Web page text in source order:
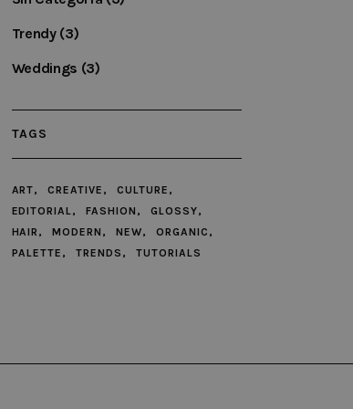
Trendy(3)
Weddings (3)
TAGS
ART CREATIVE
CULTURE
EDITORIAL
FASHION
GLOSSY
HAIR
MODERN NEW
ORGANIC
PALETTE
TRENDS TUTORIALS
sites analytics
scripts
It expires